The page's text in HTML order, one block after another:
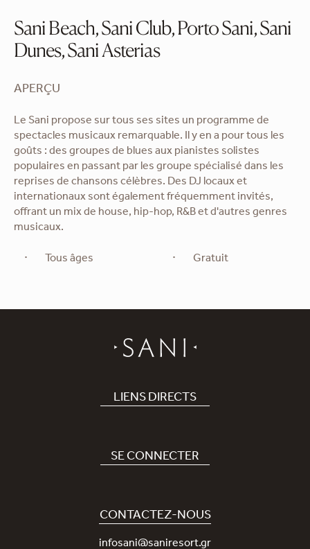
Sani Beach, Sani Club, Porto Sani, Sani
Dunes, Sani Asterias
APERÇU
Le Sani propose sur tous ses sites un programme de
spectacles musicaux remarquable. Il y en a pour tous les
goûts : des groupes de blues aux pianistes solistes
populaires en passant par les groupe spécialisé dans les
reprises de chansons célèbres. Des DJ locaux et
internationaux sont également fréquemment invités,
offrant un mix de house, hip-hop, R&B et d'autres genres
musicaux.
Tous âges Gratuit
LIENS DIRECTS
Recrutement
News
Récompenses
SE CONNECTER
Sani Rewards
CONTACTEZ-NOUS
infosani@saniresort.gr